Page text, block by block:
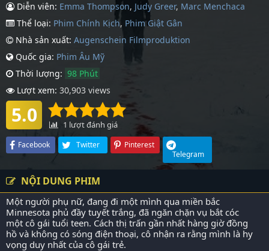
Diễn viên: Emma Thompson, Judy Greer, Marc Menchaca
Thể loại: Phim Chính Kịch, Phim Giật Gân
Nhà sản xuất: Augenschein Filmproduktion
Quốc gia: Phim Âu Mỹ
Thời lượng: 98 Phút
Lượt xem: 30,903 views
5.0 1 lượt đánh giá
Facebook Twitter
Pinterest
Telegram
NỘI DUNG PHIM
Một người phụ nữ, đang đi một mình qua miền bắc
Minnesota phủ đầy tuyết trắng, đã ngăn chặn vụ bắt cóc
một cô gái tuổi teen. Cách thị trấn gần nhất hàng giờ đồng
hồ và không có sóng điện thoại, cô nhận ra rằng mình là hy
vọng duy nhất của cô gái trẻ.